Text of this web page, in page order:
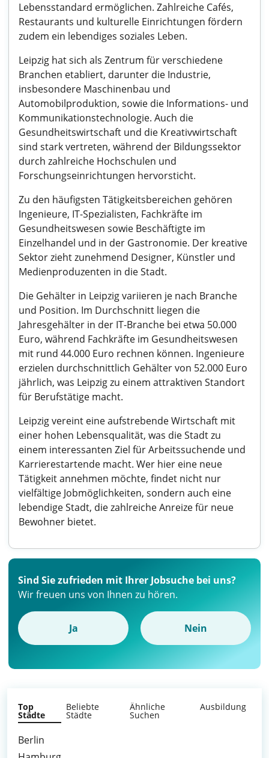
Lebensstandard ermöglichen. Zahlreiche Cafés,
Restaurants und kulturelle Einrichtungen fördern
zudem ein lebendiges soziales Leben.
Leipzig hat sich als Zentrum für verschiedene
Branchen etabliert, darunter die Industrie,
insbesondere Maschinenbau und
Automobilproduktion, sowie die Informations- und
Kommunikationstechnologie. Auch die
Gesundheitswirtschaft und die Kreativwirtschaft
sind stark vertreten, während der Bildungssektor
durch zahlreiche Hochschulen und
Forschungseinrichtungen hervorsticht.
Zu den häufigsten Tätigkeitsbereichen gehören
Ingenieure, IT-Spezialisten, Fachkräfte im
Gesundheitswesen sowie Beschäftigte im
Einzelhandel und in der Gastronomie. Der kreative
Sektor zieht zunehmend Designer, Künstler und
Medienproduzenten in die Stadt.
Die Gehälter in Leipzig variieren je nach Branche
und Position. Im Durchschnitt liegen die
Jahresgehälter in der IT-Branche bei etwa 50.000
Euro, während Fachkräfte im Gesundheitswesen
mit rund 44.000 Euro rechnen können. Ingenieure
erzielen durchschnittlich Gehälter von 52.000 Euro
jährlich, was Leipzig zu einem attraktiven Standort
für Berufstätige macht.
Leipzig vereint eine aufstrebende Wirtschaft mit
einer hohen Lebensqualität, was die Stadt zu
einem interessanten Ziel für Arbeitssuchende und
Karrierestartende macht. Wer hier eine neue
Tätigkeit annehmen möchte, findet nicht nur
vielfältige Jobmöglichkeiten, sondern auch eine
lebendige Stadt, die zahlreiche Anreize für neue
Bewohner bietet.
Sind Sie zufrieden mit Ihrer Jobsuche bei uns?
Wir freuen uns von Ihnen zu hören.
Ja Nein
Top
Städte
Beliebte
Städte
Ähnliche
Suchen
Ausbildung
Berlin